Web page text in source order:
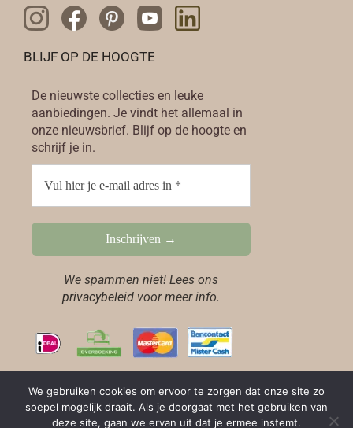
BLIJF OP DE HOOGTE
De nieuwste collecties en leuke
aanbiedingen. Je vindt het allemaal in
onze nieuwsbrief. Blijf op de hoogte en
schrijf je in.
We spammen niet! Lees ons
privacybeleid voor meer info.
We gebruiken cookies om ervoor te zorgen dat onze site zo
soepel mogelijk draait. Als je doorgaat met het gebruiken van
deze site, gaan we ervan uit dat je ermee instemt.